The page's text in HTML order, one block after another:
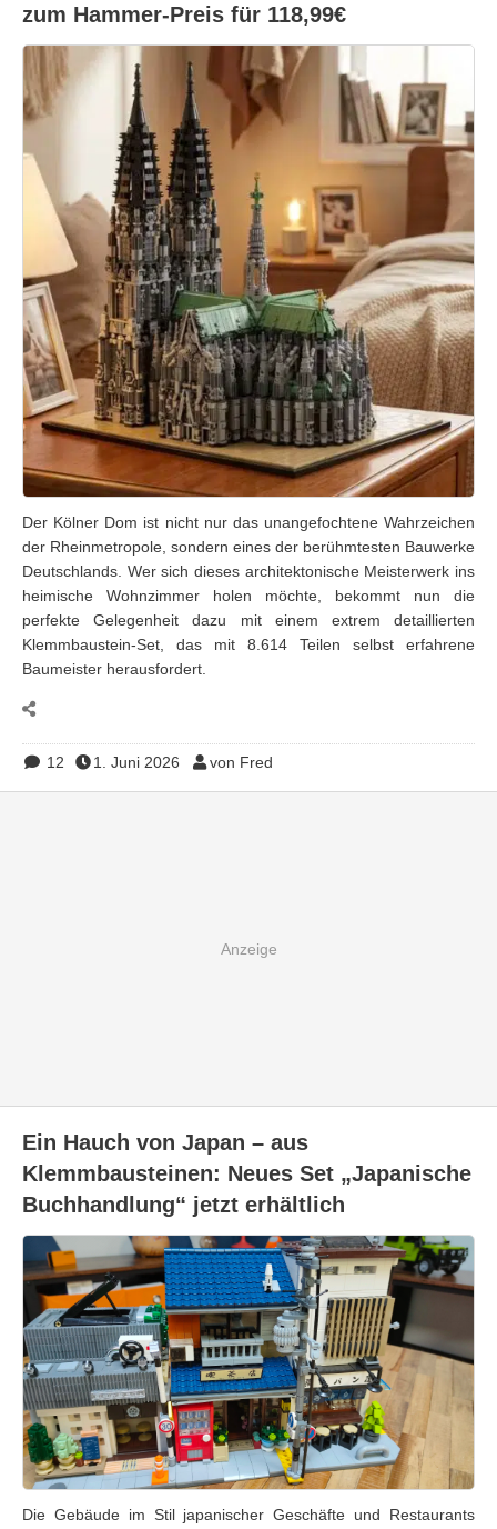
zum Hammer-Preis für 118,99€
Der Kölner Dom ist nicht nur das unangefochtene Wahrzeichen
der Rheinmetropole, sondern eines der berühmtesten Bauwerke
Deutschlands. Wer sich dieses architektonische Meisterwerk ins
heimische Wohnzimmer holen möchte, bekommt nun die
perfekte Gelegenheit dazu mit einem extrem detaillierten
Klemmbaustein-Set, das mit 8.614 Teilen selbst erfahrene
Baumeister herausfordert.
12 1. Juni 2026 von Fred
Ein Hauch von Japan – aus
Klemmbausteinen: Neues Set „Japanische
Buchhandlung“ jetzt erhältlich
Die Gebäude im Stil japanischer Geschäfte und Restaurants